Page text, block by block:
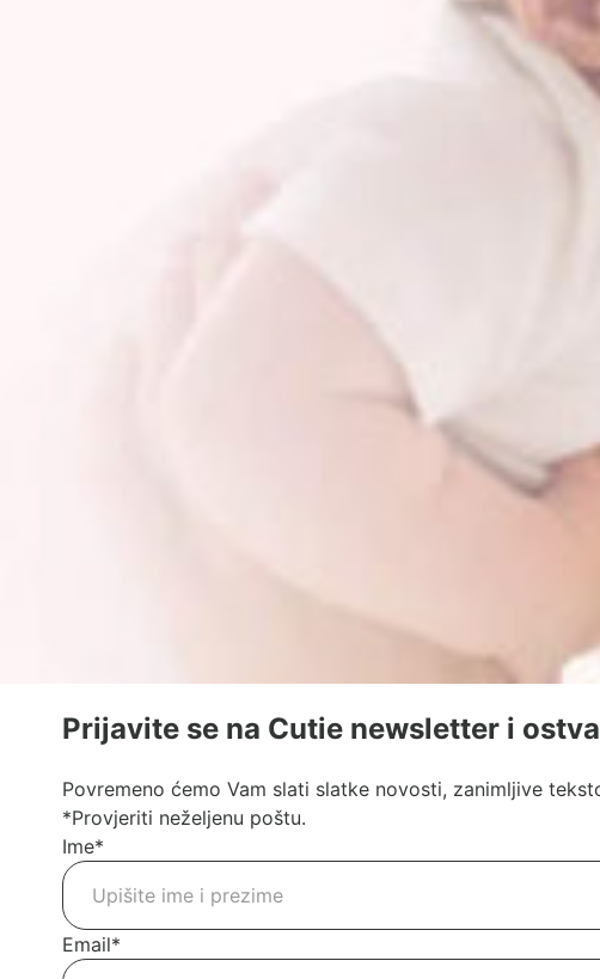
Prijavite se na Cutie newsletter i
Povremeno ćemo Vam slati slatke novosti, zanimljive
*Provjeriti neželjenu poštu.
Ime*
Email*